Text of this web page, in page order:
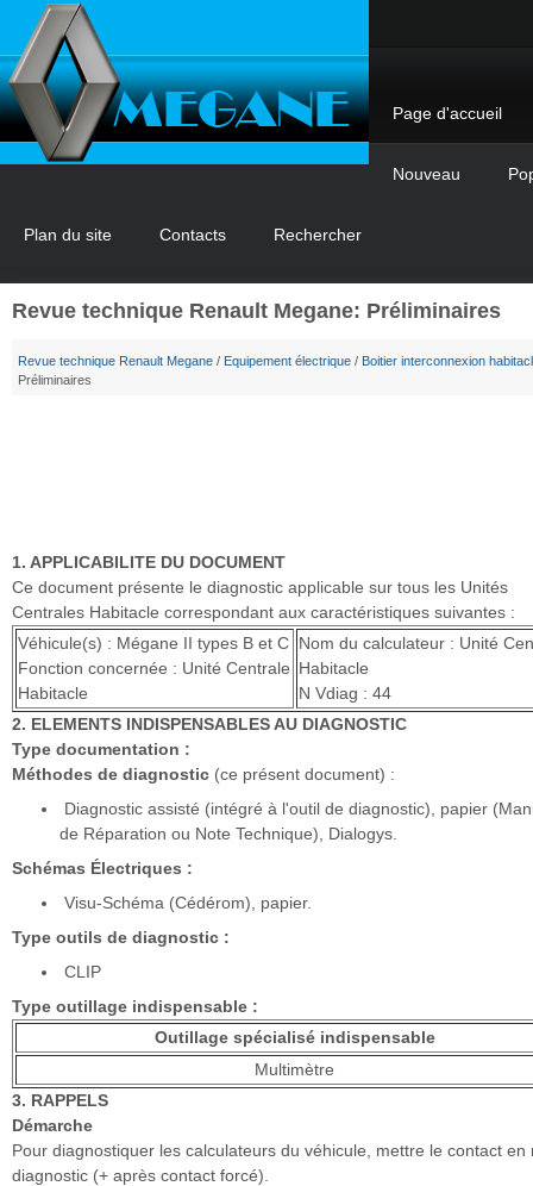
Page d'accueil
Nouveau
Plan du site Contacts Rechercher
Revue technique Renault Megane: Préliminaires
Revue technique Renault Megane / Equipement électrique / Boitier interconnexion
Préliminaires
1. APPLICABILITE DU DOCUMENT
Ce document présente le diagnostic applicable sur tous les Unités
Centrales Habitacle correspondant aux caractéristiques suivantes :
Véhicule(s) : Mégane II types B et C
Fonction concernée : Unité Centrale
Habitacle
Nom du calculateur : Unité
Habitacle
N Vdiag : 44
2. ELEMENTS INDISPENSABLES AU DIAGNOSTIC
Type documentation :
Méthodes de diagnostic (ce présent document) :
Diagnostic assisté (intégré à l'outil de diagnostic), papier
de Réparation ou Note Technique), Dialogys.
Schémas Électriques :
Visu-Schéma (Cédérom), papier.
Type outils de diagnostic :
CLIP
Type outillage indispensable :
Outillage spécialisé indispensable
Multimètre
3. RAPPELS
Démarche
Pour diagnostiquer les calculateurs du véhicule, mettre le contact en
diagnostic (+ après contact forcé).